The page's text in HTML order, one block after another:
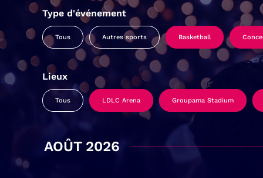
Type d'événement
Tous Autres sports Basketball
Lieux
Tous LDLC Arena Groupama Stadium
AOÛT 2026